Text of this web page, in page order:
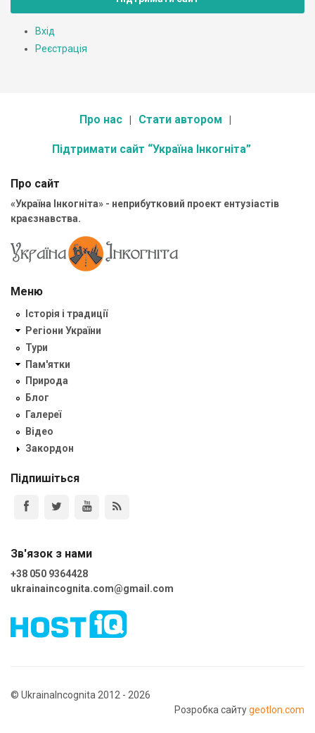
Вхід
Реєстрація
Про нас Стати автором
Підтримати сайт “Україна Інкогніта”
Про сайт
«Україна Інкогніта» - неприбутковий проект ентузіастів
краєзнавства.
Меню
Історія і традиції
Регіони України
Тури
Пам'ятки
Природа
Блог
Галереї
Відео
Закордон
Підпишіться
Зв'язок з нами
+38 050 9364428
ukrainaincognita.com@gmail.com
© UkrainaIncognita 2012 - 2026
Розробка сайтуgeotlon.com